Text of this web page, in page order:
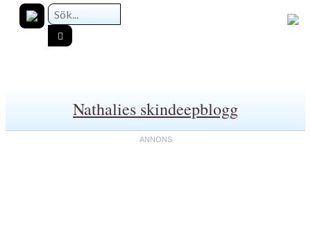
Nathalies skindeepblogg